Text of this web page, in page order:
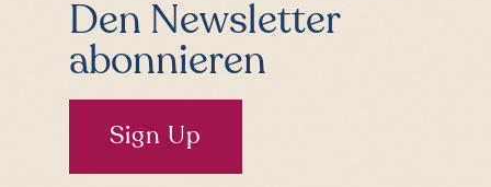
Den Newsletter
abonnieren
Sign Up